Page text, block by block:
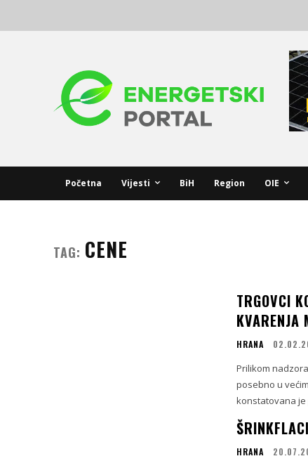
Početna Vijesti BiH Region OIE
TAG: CENE
TRGOVCI
HRANA
Prilikom
posebno u
konstatovana je
HRANA